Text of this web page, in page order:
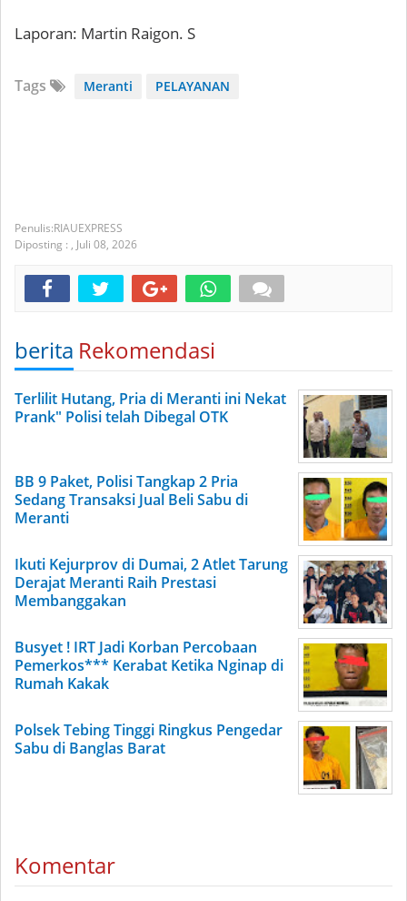
Laporan: Martin Raigon. S
Tags Meranti PELAYANAN
RIAUEXPRESS
Diposting : , Juli 08, 2026
berita Rekomendasi
Terlilit Hutang, Pria di Meranti ini Nekat
Prank" Polisi telah Dibegal OTK
BB 9 Paket, Polisi Tangkap 2 Pria
Sedang Transaksi Jual Beli Sabu di
Meranti
Ikuti Kejurprov di Dumai, 2 Atlet Tarung
Derajat Meranti Raih Prestasi
Membanggakan
Busyet ! IRT Jadi Korban Percobaan
Pemerkos*** Kerabat Ketika Nginap di
Rumah Kakak
Polsek Tebing Tinggi Ringkus Pengedar
Sabu di Banglas Barat
Komentar